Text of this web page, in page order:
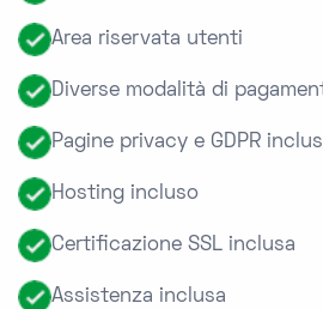
Area riservata utenti
Diverse modalità di
Pagine privacy e GDPR
Hosting incluso
Certificazione SSL inclusa
Assistenza inclusa